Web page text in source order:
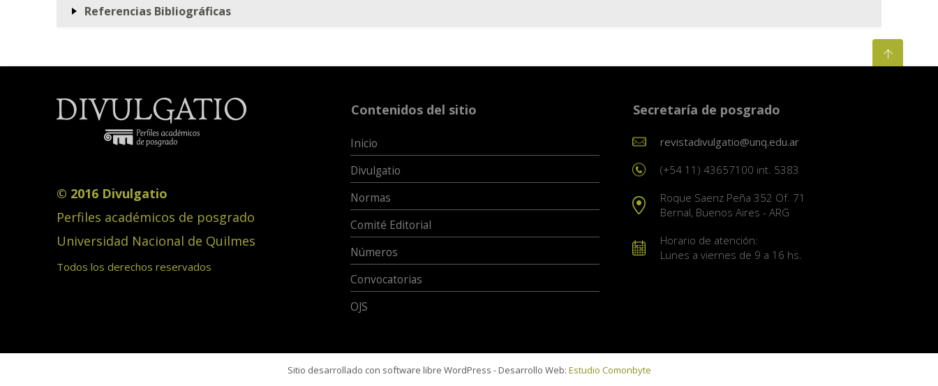
Referencias Bibliográficas
© 2016 Divulgatio
Perfiles académicos de posgrado
Universidad Nacional de Quilmes
Todos los derechos reservados
Contenidos del sitio
Inicio
Divulgatio
Normas
Comité Editorial
Números
Convocatorias
OJS
Secretaría de posgrado
revistadivulgatio@unq.edu.ar
(+54 11) 43657100 int. 5383
Roque Saenz Peña 352 Of. 71
Bernal, Buenos Aires - ARG
Horario de atención:
Lunes a viernes de 9 a 16 hs.
Sitio desarrollado con software libre WordPress - Desarrollo Web: Estudio Comonbyte